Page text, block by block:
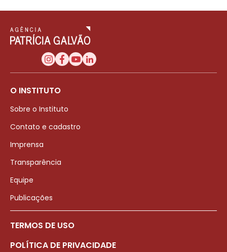
O INSTITUTO
Sobre o Instituto
Contato e cadastro
Imprensa
Transparência
Equipe
Publicações
TERMOS DE USO
POLÍTICA DE PRIVACIDADE